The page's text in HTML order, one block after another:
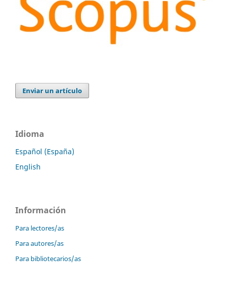
Enviar un artículo
Idioma
Español (España)
English
Información
Para lectores/as
Para autores/as
Para bibliotecarios/as